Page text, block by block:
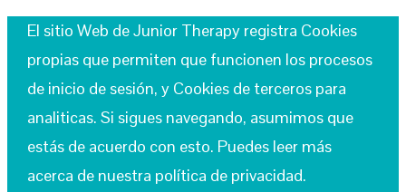
El sitio Web de Junior Therapy registra Cookies
propias que permiten que funcionen los procesos
de inicio de sesión, y Cookies de terceros para
analiticas. Si sigues navegando, asumimos que
estás de acuerdo con esto. Puedes leer más
acerca de nuestra política de privacidad.